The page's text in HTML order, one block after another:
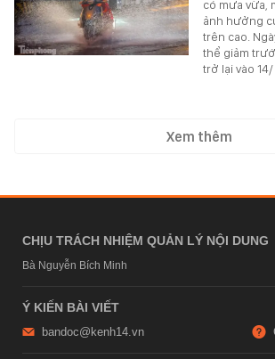
có mưa vừa,
ảnh hưởng
trên cao.
thể giảm
trở lại vào 14/
Xem thêm
CHỊU TRÁCH NHIỆM QUẢN LÝ NỘI DUNG
Bà Nguyễn Bích Minh
Ý KIẾN BÀI VIẾT
bandoc@kenh14.vn